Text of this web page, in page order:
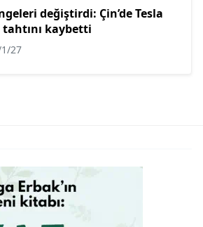
değiştirdi: Çin’de Tesla
kaybetti
27